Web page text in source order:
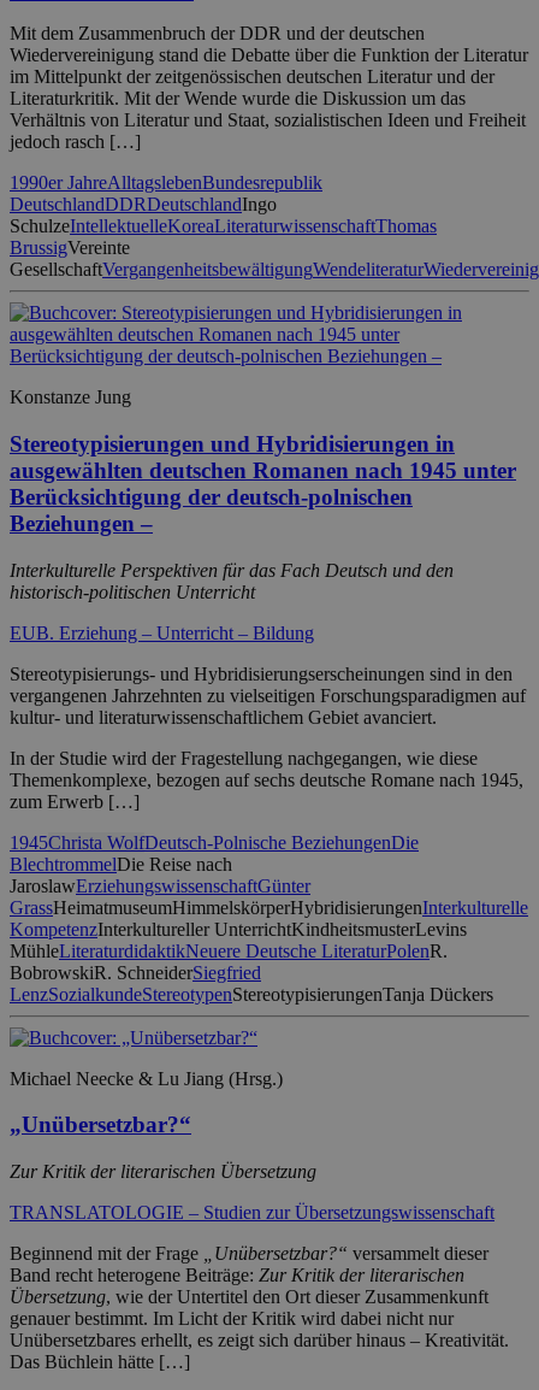
Mit dem Zusammenbruch der DDR und der deutschen
Wiedervereinigung stand die Debatte über die Funktion der Literatur
im Mittelpunkt der zeitgenössischen deutschen Literatur und der
Literaturkritik. Mit der Wende wurde die Diskussion um das
Verhältnis von Literatur und Staat, sozialistischen Ideen und Freiheit
jedoch rasch […]
1990er JahreAlltagslebenBundesrepublik
DeutschlandDDRDeutschlandIngo
SchulzeIntellektuelleKoreaLiteraturwissenschaftThomas
BrussigVereinte
GesellschaftVergangenheitsbewältigungWendeliteratur
Konstanze Jung
Stereotypisierungen und Hybridisierungen in
ausgewählten deutschen Romanen nach 1945 unter
Berücksichtigung der deutsch-polnischen
Beziehungen –
Interkulturelle Perspektiven für das Fach Deutsch und den
historisch-politischen Unterricht
EUB. Erziehung – Unterricht – Bildung
Stereotypisierungs- und Hybridisierungserscheinungen sind in den
vergangenen Jahrzehnten zu vielseitigen Forschungsparadigmen auf
kultur- und literaturwissenschaftlichem Gebiet avanciert.
In der Studie wird der Fragestellung nachgegangen, wie diese
Themenkomplexe, bezogen auf sechs deutsche Romane nach 1945,
zum Erwerb […]
1945Christa WolfDeutsch-Polnische BeziehungenDie
BlechtrommelDie Reise nach
JaroslawErziehungswissenschaftGünter
GrassHeimatmuseumHimmelskörperHybridisierungenInterkulturelle
KompetenzInterkultureller UnterrichtKindheitsmusterLevins
MühleLiteraturdidaktikNeuere Deutsche LiteraturPolenR.
BobrowskiR. SchneiderSiegfried
LenzSozialkundeStereotypenStereotypisierungenTanja Dückers
Michael Neecke & Lu Jiang (Hrsg.)
„Unübersetzbar?“
Zur Kritik der literarischen Übersetzung
TRANSLATOLOGIE – Studien zur Übersetzungswissenschaft
Beginnend mit der Frage
„Unübersetzbar?“ versammelt dieser
Band recht heterogene Beiträge: Zur Kritik der literarischen
Übersetzung, wie der Untertitel den Ort dieser Zusammenkunft
genauer bestimmt. Im Licht der Kritik wird dabei nicht nur
Unübersetzbares erhellt, es zeigt sich darüber hinaus – Kreativität.
Das Büchlein hätte […]